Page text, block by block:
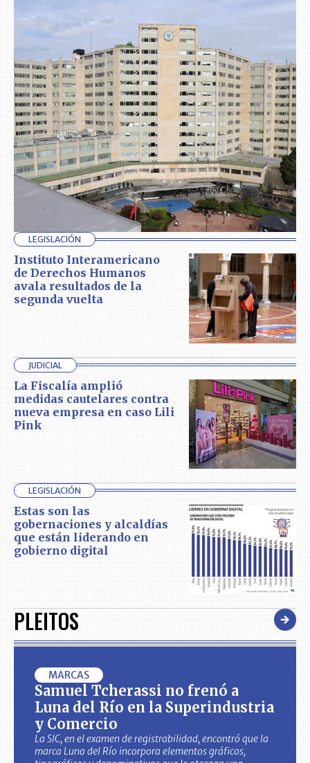
LEGISLACIÓN
Instituto Interamericano
de Derechos Humanos
avala resultados de la
segunda vuelta
JUDICIAL
La Fiscalía amplió
medidas cautelares contra
nueva empresa en caso Lili
Pink
LEGISLACIÓN
Estas son las
gobernaciones y alcaldías
que están liderando en
gobierno digital
PLEITOS
MARCAS
Samuel Tcherassi no frenó a
Luna del Río en la Superindustria
y Comercio
La SIC, en el examen de registrabilidad, encontró que la
marca Luna del Río incorpora elementos gráficos,